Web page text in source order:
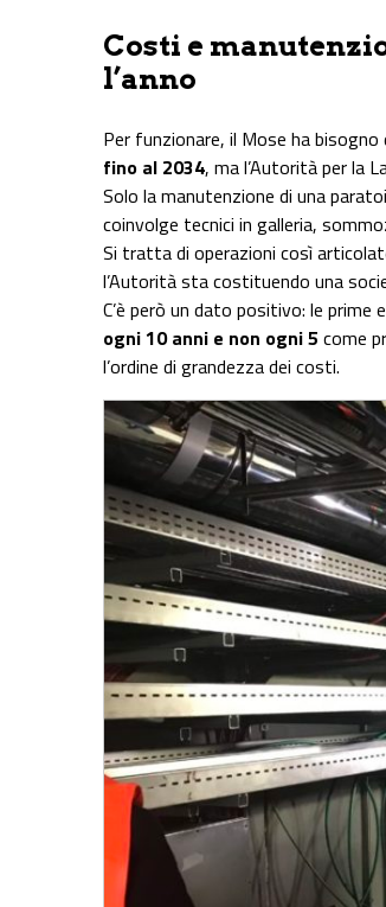
Costi e
l’anno
Per funzionare, il Mose ha
fino al 2034, ma l’Autorità per la
Solo la manutenzione di una
coinvolge tecnici in galleria,
Si tratta di operazioni così
l’Autorità sta costituendo una
C’è però un dato positivo: le
ogni 10 anni e non ogni 5 come
l’ordine di grandezza dei costi.